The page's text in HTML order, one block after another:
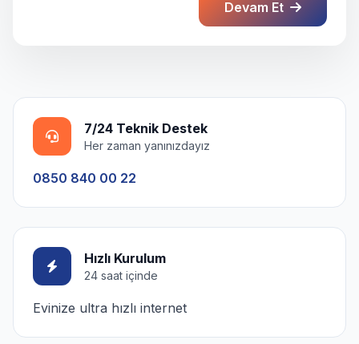
Devam Et
7/24 Teknik Destek
Her zaman yanınızdayız
0850 840 00 22
Hızlı Kurulum
24 saat içinde
Evinize ultra hızlı internet